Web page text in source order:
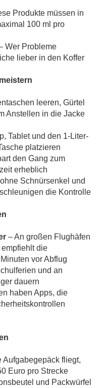
Produkte müssen in
100 ml pro
Wer Probleme
lieber in den Koffer
leeren, Gürtel
Anstellen in die Jacke
Tablet und den 1-Liter-
platzieren
den Gang zum
erheblich
Schnürsenkel und
die Kontrolle
– An großen Flughäfen
die
vor Abflug
und an
dauern
haben Apps, die
Aufgabegepäck fliegt,
Euro pro Strecke
und Packwürfel